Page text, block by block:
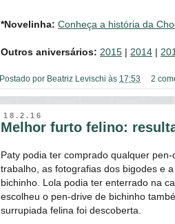
*Novelinha: Conheça a história da
Outros aniversários: 2015 | 2014 |
Postado por Beatriz Levischi às 17:53 2
18.2.16
Melhor furto felino:
Paty podia ter comprado qualquer
trabalho, as fotografias dos bigodes e
bichinho. Lola podia ter enterrado na
escolheu o pen-drive de bichinho
surrupiada felina foi descoberta.